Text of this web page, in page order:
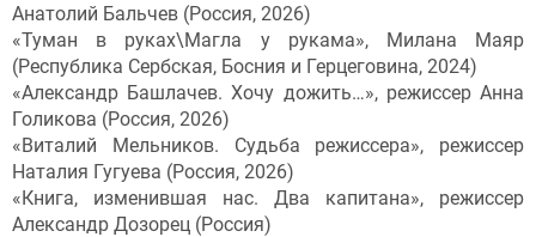
Анатолий Бальчев (Россия, 2026)
«Туман в руках\Магла у рукама», Милана Маяр
(Республика Сербская, Босния и Герцеговина, 2024)
«Александр Башлачев. Хочу дожить…», режиссер Анна
Голикова (Россия, 2026)
«Виталий Мельников. Судьба режиссера», режиссер
Наталия Гугуева (Россия, 2026)
«Книга, изменившая нас. Два капитана», режиссер
Александр Дозорец (Россия)